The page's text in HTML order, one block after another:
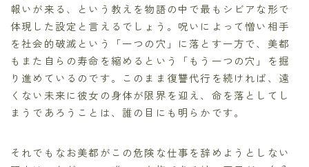
報いが来る、という教えを物語の中で最もシビアな形で
体現した設定と言えるでしょう。呪いによって憎い相手
を社会的破滅という「一つの穴」に落とす一方で、美都
もまた自らの寿命を縮めるという「もう一つの穴」を掘
り進めているのです。このまま復讐代行を続ければ、遠
くない未来に彼女の身体が限界を迎え、命を落としてし
まうであろうことは、誰の目にも明らかです。
それでもなお美都がこの危険な仕事を辞めようとしない